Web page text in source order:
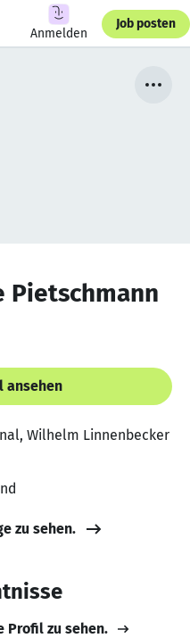
Anmelden
Job posten
Pietschmann
ansehen
Wilhelm Linnenbecker
zu sehen.
Profil zu sehen.